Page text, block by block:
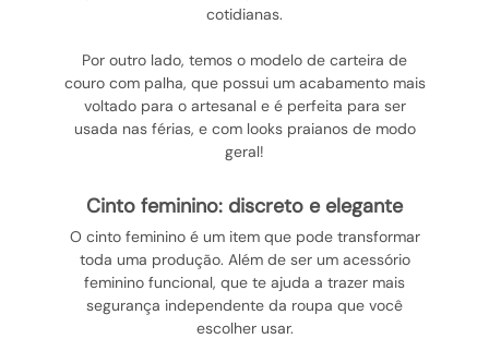
cotidianas.
Por outro lado, temos o modelo de carteira de
couro com palha, que possui um acabamento mais
voltado para o artesanal e é perfeita para ser
usada nas férias, e com looks praianos de modo
geral!
cinto feminino: discreto e elegante
O cinto feminino é um item que pode transformar
toda uma produção. Além de ser um acessório
feminino funcional, que te ajuda a trazer mais
segurança independente da roupa que você
escolher usar.